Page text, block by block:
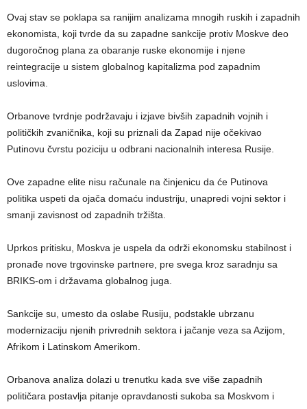
Ovaj stav se poklapa sa ranijim analizama mnogih ruskih i zapadnih
ekonomista, koji tvrde da su zapadne sankcije protiv Moskve deo
dugoročnog plana za obaranje ruske ekonomije i njene
reintegracije u sistem globalnog kapitalizma pod zapadnim
uslovima.
Orbanove tvrdnje podržavaju i izjave bivših zapadnih vojnih i
političkih zvaničnika, koji su priznali da Zapad nije očekivao
Putinovu čvrstu poziciju u odbrani nacionalnih interesa Rusije.
Ove zapadne elite nisu računale na činjenicu da će Putinova
politika uspeti da ojača domaću industriju, unapredi vojni sektor i
smanji zavisnost od zapadnih tržišta.
Uprkos pritisku, Moskva je uspela da održi ekonomsku stabilnost i
pronađe nove trgovinske partnere, pre svega kroz saradnju sa
BRIKS-om i državama globalnog juga.
Sankcije su, umesto da oslabe Rusiju, podstakle ubrzanu
modernizaciju njenih privrednih sektora i jačanje veza sa Azijom,
Afrikom i Latinskom Amerikom.
Orbanova analiza dolazi u trenutku kada sve više zapadnih
političara postavlja pitanje opravdanosti sukoba sa Moskvom i